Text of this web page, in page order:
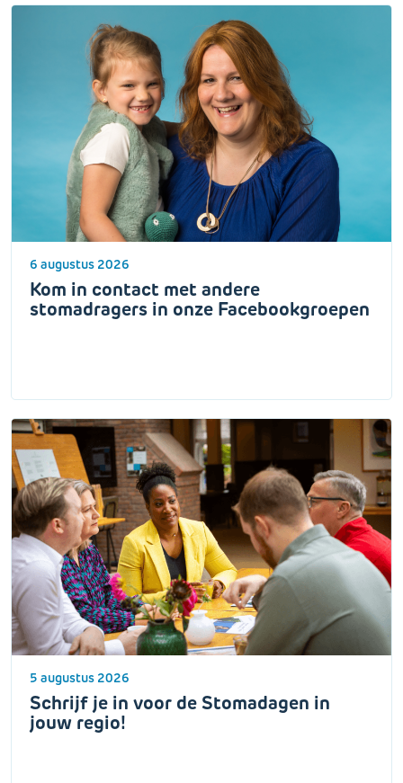
6 augustus 2026
Kom in contact met andere
stomadragers in onze Facebookgroepen
5 augustus 2026
Schrijf je in voor de Stomadagen in
jouw regio!